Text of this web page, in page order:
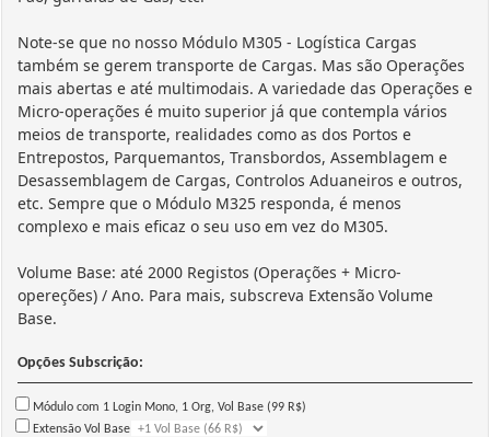
Note-se que no nosso Módulo M305 - Logística Cargas
também se gerem transporte de Cargas. Mas são Operações
mais abertas e até multimodais. A variedade das Operações e
Micro-operações é muito superior já que contempla vários
meios de transporte, realidades como as dos Portos e
Entrepostos, Parquemantos, Transbordos, Assemblagem e
Desassemblagem de Cargas, Controlos Aduaneiros e outros,
etc. Sempre que o Módulo M325 responda, é menos
complexo e mais eficaz o seu uso em vez do M305.
Volume Base: até 2000 Registos (Operações + Micro-
opereções) / Ano. Para mais, subscreva Extensão Volume
Base.
Opções Subscrição:
Módulo com 1 Login Mono, 1 Org, Vol Base (99 R$)
Extensão Vol Base